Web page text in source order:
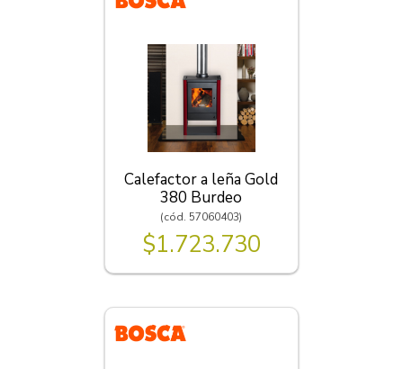
Calefactor a leña Gold
380 Burdeo
(cód. 57060403)
$1.723.730